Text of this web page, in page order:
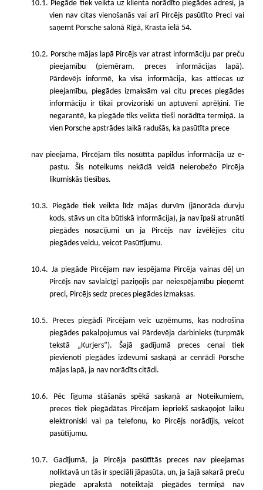
10.1. Piegāde tiek veikta uz klienta norādīto piegādes adresi, ja
vien nav citas vienošanās vai arī Pircējs pasūtīto Preci vai
saņemt Porsche salonā Rīgā, Krasta ielā 54.
10.2. Porsche mājas lapā Pircējs var atrast informāciju par preču
pieejamību (piemēram, preces informācijas lapā).
Pārdevējs informē, ka visa informācija, kas attiecas uz
pieejamību, piegādes izmaksām vai citu preces piegādes
informāciju ir tikai provizoriski un aptuveni aprēķini. Tie
negarantē, ka piegāde tiks veikta tieši norādīta termiņā. Ja
vien Porsche apstrādes laikā radušās, ka pasūtīta prece
nav pieejama, Pircējam tiks nosūtīta papildus informācija uz e-
pastu. Šis noteikums nekādā veidā neierobežo Pircēja
likumiskās tiesības.
10.3. Piegāde tiek veikta līdz mājas durvīm (jānorāda durvju
kods, stāvs un cita būtiskā informācija), ja nav īpaši atrunāti
piegādes nosacījumi un ja Pircējs nav izvēlējies citu
piegādes veidu, veicot Pasūtījumu.
10.4. Ja piegāde Pircējam nav iespējama Pircēja vainas dēļ un
Pircējs nav savlaicīgi paziņojis par neiespējamību pieņemt
preci, Pircējs sedz preces piegādes izmaksas.
10.5. Preces piegādi Pircējam veic uzņēmums, kas nodrošina
piegādes pakalpojumus vai Pārdevēja darbinieks (turpmāk
tekstā „Kurjers”). Šajā gadījumā preces cenai tiek
pievienoti piegādes izdevumi saskaņā ar cenrādi Porsche
mājas lapā, ja nav norādīts citādi.
10.6. Pēc līguma stāšanās spēkā saskaņā ar Noteikumiem,
preces tiek piegādātas Pircējam iepriekš saskaņojot laiku
elektroniski vai pa telefonu, ko Pircējs norādījis, veicot
pasūtījumu.
10.7. Gadījumā, ja Pircēja pasūtītās preces nav pieejamas
noliktavā un tās ir speciāli jāpasūta, un, ja šajā sakarā preču
piegāde aprakstā noteiktajā piegādes termiņā nav